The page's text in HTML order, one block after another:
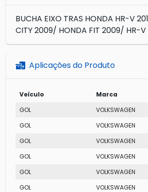
BUCHA EIXO TRAS HONDA HR-V
CITY 2009/ HONDA FIT 2009/ HR-V
Aplicações do Produto
Veículo Marca
GOL
VOLKSWAGEN
GOL
VOLKSWAGEN
GOL
VOLKSWAGEN
GOL
VOLKSWAGEN
GOL
VOLKSWAGEN
GOL
VOLKSWAGEN